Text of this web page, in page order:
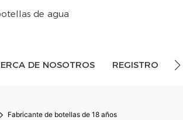
de agua
DE NOSOTROS REGISTRO
Fabricante de botellas de 18 años